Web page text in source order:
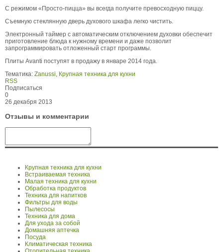
С режимом «Просто-пицца» вы всегда получите превосходную пиццу.
Съемную стеклянную дверь духового шкафа легко чистить.
Электронный таймер с автоматическим отключением духовки обеспечит
приготовление блюда к нужному времени и даже позволит
запрограммировать отложенный старт программы.
Плиты Avanti поступят в продажу в январе 2014 года.
Тематика: Zanussi, Крупная техника для кухни
RSS
Подписаться
0
26 декабря 2013
Отзывы и комментарии
Крупная техника для кухни
Встраиваемая техника
Малая техника для кухни
Обработка продуктов
Техника для напитков
Фильтры для воды
Пылесосы
Техника для дома
Для ухода за собой
Домашняя аптечка
Посуда
Климатическая техника